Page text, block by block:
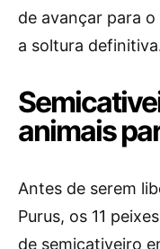
de avançar para
a soltura
animais
Antes de serem
Purus, os 11
de semicativeiro